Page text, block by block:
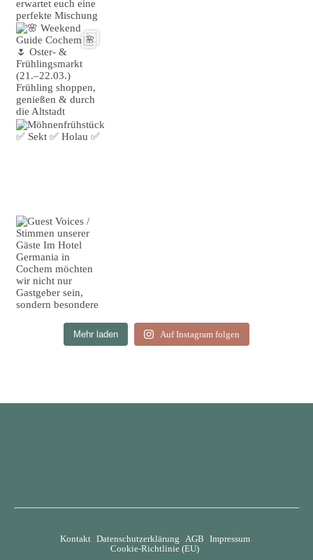
Mehr laden Auf Instagram folgen
Kontakt Datenschutzerklärung AGB Impressum
Cookie-Richtlinie (EU)